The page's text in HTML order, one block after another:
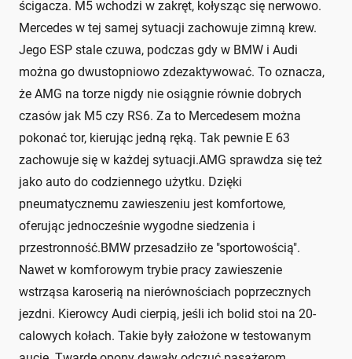
ścigacza. M5 wchodzi w zakręt, kołysząc się nerwowo.
Mercedes w tej samej sytuacji zachowuje zimną krew.
Jego ESP stale czuwa, podczas gdy w BMW i Audi
można go dwustopniowo zdezaktywować. To oznacza,
że AMG na torze nigdy nie osiągnie równie dobrych
czasów jak M5 czy RS6. Za to Mercedesem można
pokonać tor, kierując jedną ręką. Tak pewnie E 63
zachowuje się w każdej sytuacji.AMG sprawdza się też
jako auto do codziennego użytku. Dzięki
pneumatycznemu zawieszeniu jest komfortowe,
oferując jednocześnie wygodne siedzenia i
przestronność.BMW przesadziło ze "sportowością".
Nawet w komforowym trybie pracy zawieszenie
wstrząsa karoserią na nierównościach poprzecznych
jezdni. Kierowcy Audi cierpią, jeśli ich bolid stoi na 20-
calowych kołach. Takie były założone w testowanym